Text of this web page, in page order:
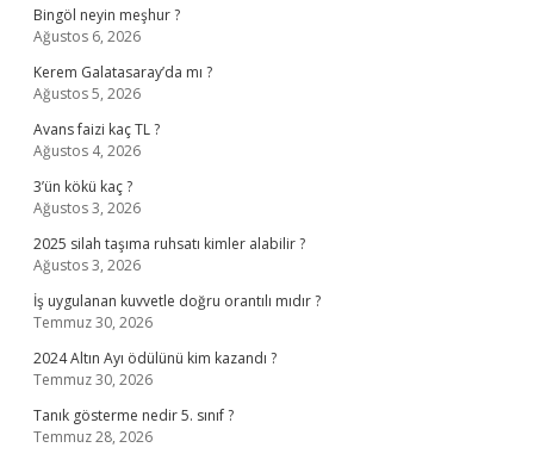
Bingöl neyin meşhur ?
Ağustos 6, 2026
Kerem Galatasaray’da mı ?
Ağustos 5, 2026
Avans faizi kaç TL ?
Ağustos 4, 2026
3’ün kökü kaç ?
Ağustos 3, 2026
2025 silah taşıma ruhsatı kimler alabilir ?
Ağustos 3, 2026
İş uygulanan kuvvetle doğru orantılı mıdır ?
Temmuz 30, 2026
2024 Altın Ayı ödülünü kim kazandı ?
Temmuz 30, 2026
Tanık gösterme nedir 5. sınıf ?
Temmuz 28, 2026